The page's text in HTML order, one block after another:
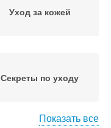
Уход за кожей
Секреты по уходу
Показать все